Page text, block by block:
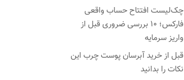
چک‌لیست افتتاح حساب واقعی
فارکس؛ ۱۰ بررسی ضروری قبل از
واریز سرمایه
قبل از خرید آبرسان پوست چرب این
نکات را بدانید